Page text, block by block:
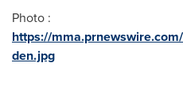
Photo :
https://
den.jpg